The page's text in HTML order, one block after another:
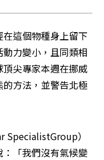
這個物種身上留下
力變小，且同類相
尖專家本週在挪威
方法，並警告北極
SpecialistGroup）
「我們沒有氣候變